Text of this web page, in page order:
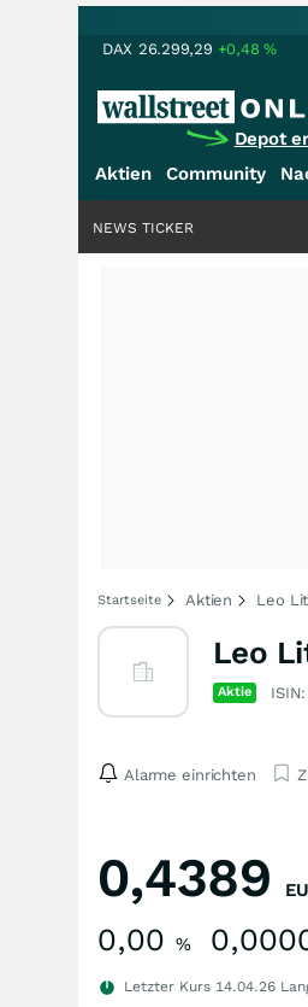
DAX 26.299,29 +0,48%
Depot
Aktien Community
NEWS TICKER
Startseite Aktien Leo
Leo
Aktie
Alarme einrichten
0,4389
0,00 %
Letzter Kurs 14.04.26